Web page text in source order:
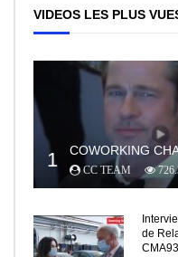
VIDEOS LES PLUS
1 CC TEAM
de
CMA93